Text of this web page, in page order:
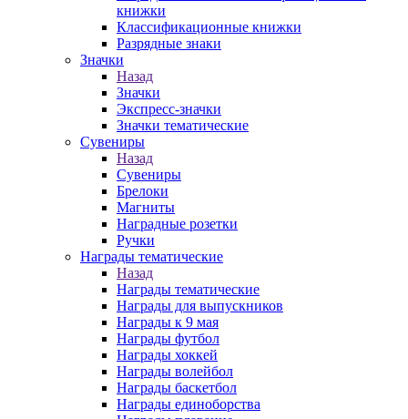
книжки
Классификационные книжки
Разрядные знаки
Значки
Назад
Значки
Экспресс-значки
Значки тематические
Сувениры
Назад
Сувениры
Брелоки
Магниты
Наградные розетки
Ручки
Награды тематические
Назад
Награды тематические
Награды для выпускников
Награды к 9 мая
Награды футбол
Награды хоккей
Награды волейбол
Награды баскетбол
Награды единоборства